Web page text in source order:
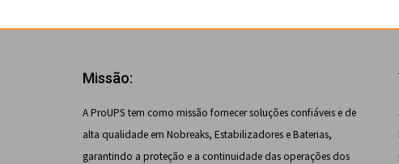
Missão:
A ProUPS tem como missão fornecer soluções confiáveis e de
alta qualidade em Nobreaks, Estabilizadores e Baterias,
garantindo a proteção e a continuidade das operações dos